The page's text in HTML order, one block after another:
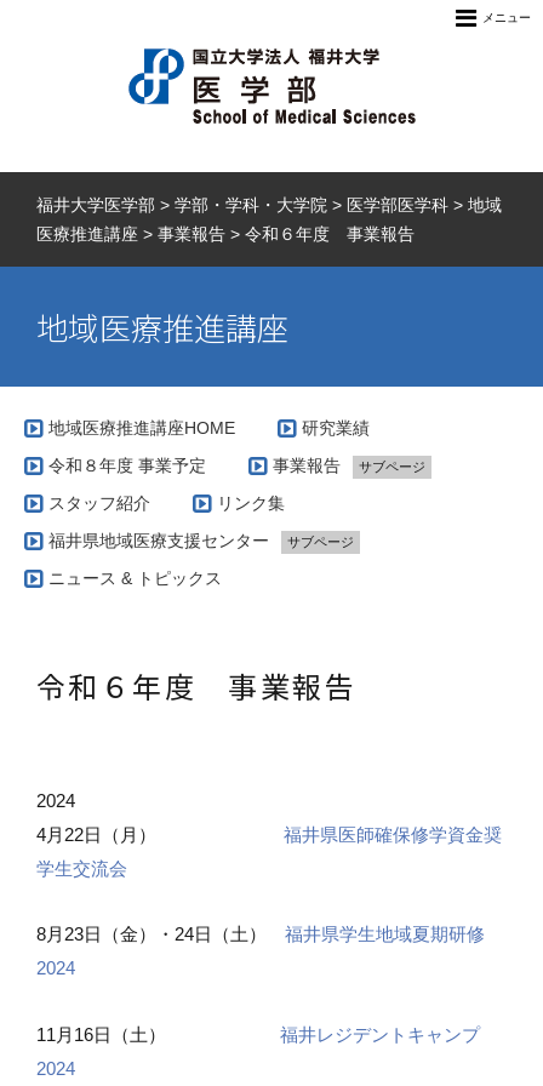
メニュー
福井大学医学部 > 学部・学科・大学院 > 医学部医学科 > 地域
医療推進講座 > 事業報告 > 令和６年度 事業報告
地域医療推進講座
地域医療推進講座HOME
研究業績
令和８年度 事業予定
事業報告 サブページ
令和８年度 事業報告
令和８年度 事業報告【福井県奨学
令和７年度 事業報告
令和6年度 事業報告【福井県奨学
スタッフ紹介
リンク集
福井県地域医療支援センター
サブページ
事業内容
ニュース & トピックス
令和６年度 事業報告
2024
4月22日（月） 福井県医師確保修学資金奨
学生交流会
8月23日（金）・24日（土） 福井県学生地域夏期研修
2024
11月16日（土） 福井レジデントキャンプ
2024